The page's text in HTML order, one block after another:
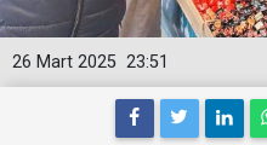
23:51
26 Mart 2025